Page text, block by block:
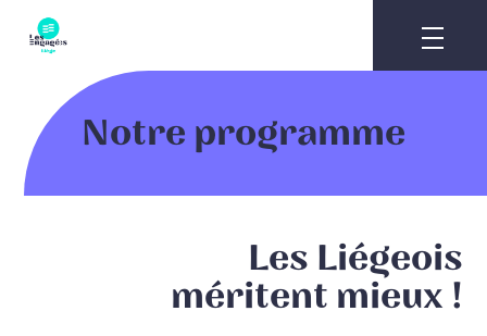
Notre programme
Les Liégeois
méritent mieux !